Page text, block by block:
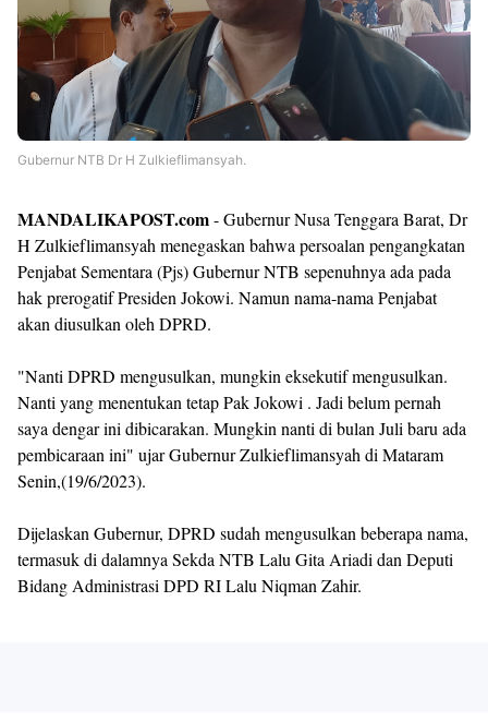
Gubernur NTB Dr H Zulkieflimansyah.
MANDALIKAPOST.com- Gubernur Nusa Tenggara Barat, Dr
H Zulkieflimansyah menegaskan bahwa persoalan pengangkatan
Penjabat Sementara (Pjs) Gubernur NTB sepenuhnya ada pada
hak prerogatif Presiden Jokowi. Namun nama-nama Penjabat
akan diusulkan oleh DPRD.
"Nanti DPRD mengusulkan, mungkin eksekutif mengusulkan.
Nanti yang menentukan tetap Pak Jokowi . Jadi belum pernah
saya dengar ini dibicarakan. Mungkin nanti di bulan Juli baru ada
pembicaraan ini" ujar Gubernur Zulkieflimansyah di Mataram
Senin,(19/6/2023).
Dijelaskan Gubernur, DPRD sudah mengusulkan beberapa nama,
termasuk di dalamnya Sekda NTB Lalu Gita Ariadi dan Deputi
Bidang Administrasi DPD RI Lalu Niqman Zahir.